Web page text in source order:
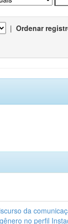
| Ordenar
da
no perfil